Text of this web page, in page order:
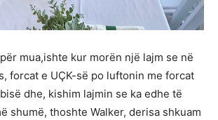
mua,ishte kur morën një lajm se në
forcat e UÇK-së po luftonin me forcat
dhe, kishim lajmin se ka edhe të
shumë, thoshte Walker, derisa shkuam